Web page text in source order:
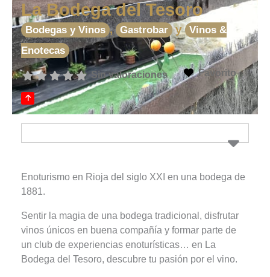
La Bodega del Tesoro
Bodegas y Vinos , Gastrobar y Vinos &
Enotecas
Sin valoraciones Favorito
Enoturismo en Rioja del siglo XXI en una bodega de
1881.
Sentir la magia de una bodega tradicional, disfrutar
vinos únicos en buena compañía y formar parte de
un club de experiencias enoturísticas… en La
Bodega del Tesoro, descubre tu pasión por el vino.